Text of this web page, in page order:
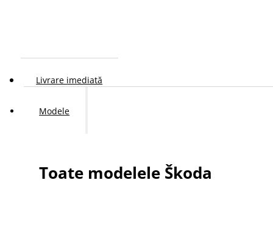
Livrare imediată
Modele
Toate modelele Škoda